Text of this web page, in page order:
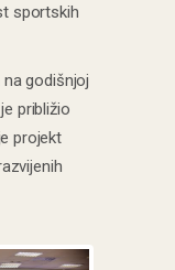
sportskih
godišnjoj
približio
projekt